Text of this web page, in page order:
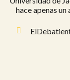
hace apenas